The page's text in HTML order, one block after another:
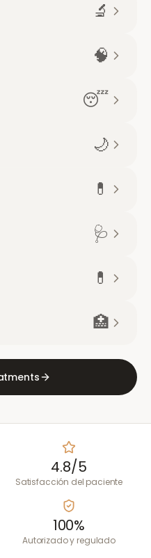
🔬
🧠
😴
🌙
💊
🩺
💊
🏥
4.8/5
Satisfacción del paciente
100%
Autorizado y regulado